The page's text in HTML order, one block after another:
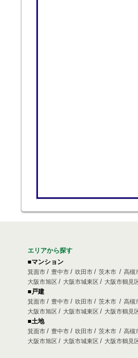
エリアから探す
■マンション
箕面市 豊中市 吹田市 茨木市 高槻
大阪市旭区
大阪市城東区 大阪市鶴見
■戸建
箕面市 豊中市 吹田市 茨木市 高槻
大阪市旭区
大阪市城東区 大阪市鶴見
■土地
箕面市 豊中市 吹田市 茨木市 高槻
大阪市旭区
大阪市城東区 大阪市鶴見